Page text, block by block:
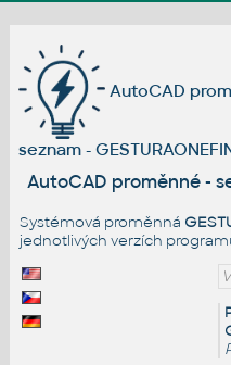
AutoCAD
seznam -
AutoCAD proměnné -
Systémová proměnná
jednotlivých verzích